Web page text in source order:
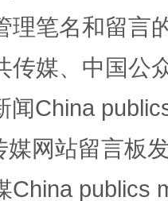
理笔名和留言
传媒、中国公
闻China
网站留言板
China publics